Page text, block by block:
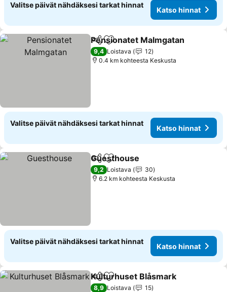
Valitse päivät nähdäksesi tarkat hinnat
Katso hinnat
Jaa Lisää suosikkeihin
Pensionatet Malmgatan
9,4 Loistava
12
0.4 km kohteesta Keskusta
Valitse päivät nähdäksesi tarkat hinnat
Katso hinnat
Jaa Lisää suosikkeihin
Guesthouse
9,2 Loistava
30
6.2 km kohteesta Keskusta
Valitse päivät nähdäksesi tarkat hinnat
Katso hinnat
Jaa Lisää suosikkeihin
Kulturhuset Blåsmark
8,9 Loistava
15